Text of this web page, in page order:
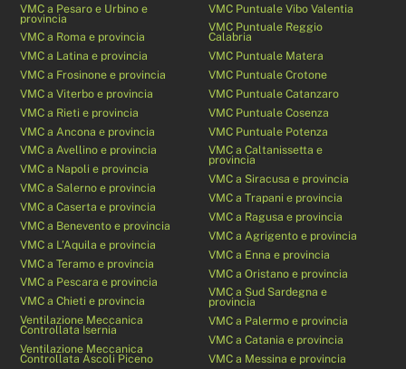
VMC a Pesaro e Urbino e
provincia
VMC a Roma e provincia
VMC a Latina e provincia
VMC a Frosinone e provincia
VMC a Viterbo e provincia
VMC a Rieti e provincia
VMC a Ancona e provincia
VMC a Avellino e provincia
VMC a Napoli e provincia
VMC a Salerno e provincia
VMC a Caserta e provincia
VMC a Benevento e provincia
VMC a L’Aquila e provincia
VMC a Teramo e provincia
VMC a Pescara e provincia
VMC a Chieti e provincia
Ventilazione Meccanica
Controllata Isernia
Ventilazione Meccanica
Controllata Ascoli Piceno
VMC Puntuale Vibo Valentia
VMC Puntuale Reggio
Calabria
VMC Puntuale Matera
VMC Puntuale Crotone
VMC Puntuale Catanzaro
VMC Puntuale Cosenza
VMC Puntuale Potenza
VMC a Caltanissetta e
provincia
VMC a Siracusa e provincia
VMC a Trapani e provincia
VMC a Ragusa e provincia
VMC a Agrigento e provincia
VMC a Enna e provincia
VMC a Oristano e provincia
VMC a Sud Sardegna e
provincia
VMC a Palermo e provincia
VMC a Catania e provincia
VMC a Messina e provincia